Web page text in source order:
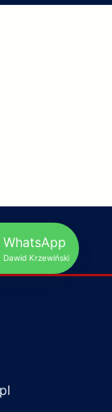
WhatsApp
Dawid Krzewiński